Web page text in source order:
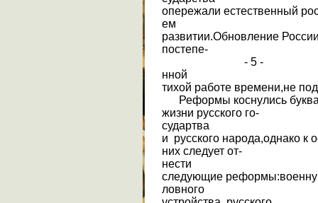
опережали естественный
ем
развитии.Обновление
постепе-
- 5 -
нной
тихой работе времени,не
Реформы коснулись
жизни русского го-
судартва
и русского народа,однако к
них следует от-
нести
следующие
ловного